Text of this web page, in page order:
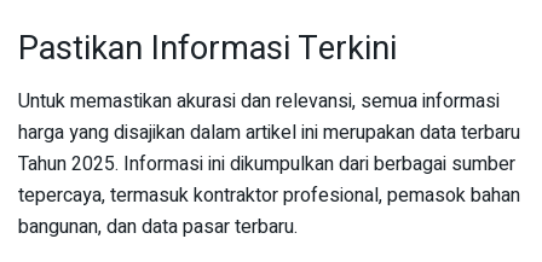
Pastikan Informasi Terkini
Untuk memastikan akurasi dan relevansi, semua informasi
harga yang disajikan dalam artikel ini merupakan data terbaru
Tahun 2025. Informasi ini dikumpulkan dari berbagai sumber
tepercaya, termasuk kontraktor profesional, pemasok bahan
bangunan, dan data pasar terbaru.